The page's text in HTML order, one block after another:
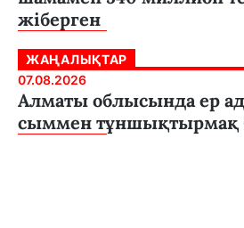
жіберген
ЖАҢАЛЫҚТАР
07.08.2026
Алматы облысында ер
сыммен тұншықтырмақ